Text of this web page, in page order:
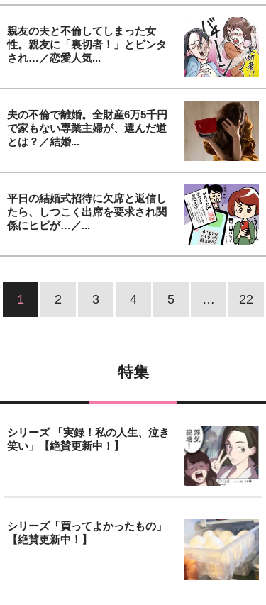
親友の夫と不倫してしまった女
性。親友に「裏切者！」とビンタ
され…／恋愛人気...
夫の不倫で離婚。全財産6万5千円
で家もない専業主婦が、選んだ道
とは？／結婚...
平日の結婚式招待に欠席と返信し
たら、しつこく出席を要求され関
係にヒビが…／...
1 2 3 4 5 … 22
特集
シリーズ 「実録！私の人生、泣き
笑い」【絶賛更新中！】
シリーズ「買ってよかったもの」
【絶賛更新中！】